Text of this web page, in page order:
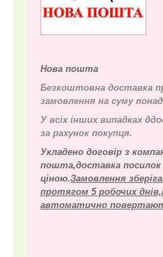
Нова пошта
Безкоштовна доставка
замовлення на суму
У всіх інших випадках д
за рахунок покупця.
Укладено договір з
пошта,доставка посилок
ціною.Замовлення
протягом 5 робочих
автоматично